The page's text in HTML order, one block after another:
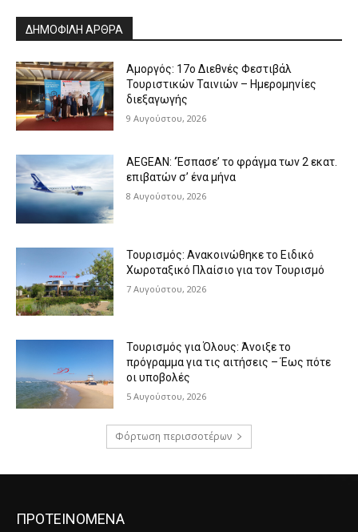
ΔΗΜΟΦΙΛΗ ΑΡΘΡΑ
Αμοργός: 17ο Διεθνές Φεστιβάλ
Τουριστικών Ταινιών – Ημερομηνίες
διεξαγωγής
9 Αυγούστου, 2026
AEGEAN: ‘Έσπασε’ το φράγμα των 2 εκατ.
επιβατών σ’ ένα μήνα
8 Αυγούστου, 2026
Τουρισμός: Ανακοινώθηκε το Ειδικό
Χωροταξικό Πλαίσιο για τον Τουρισμό
7 Αυγούστου, 2026
Τουρισμός για Όλους: Άνοιξε το
πρόγραμμα για τις αιτήσεις – Έως πότε
οι υποβολές
5 Αυγούστου, 2026
Φόρτωση περισσοτέρων
ΠΡΟΤΕΙΝΟΜΕΝΑ